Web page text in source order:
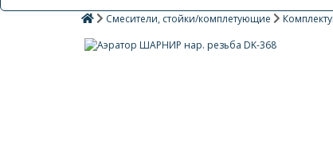
Смесители, стойки/комплетующие